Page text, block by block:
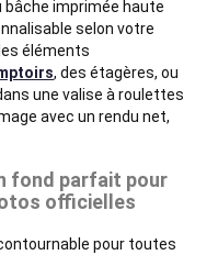
bâche imprimée haute
selon votre
éléments
, des étagères, ou
une valise à roulettes
avec un rendu net,
fond parfait pour
officielles
pour toutes